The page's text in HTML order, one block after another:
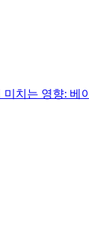
치는 영향: 베